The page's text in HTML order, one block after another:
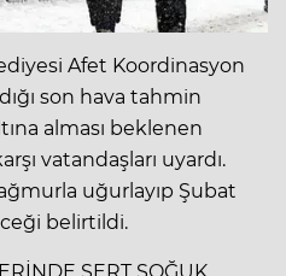
Afet Koordinasyon
son hava tahmin
alması beklenen
vatandaşları uyardı.
uğurlayıp Şubat
belirtildi.